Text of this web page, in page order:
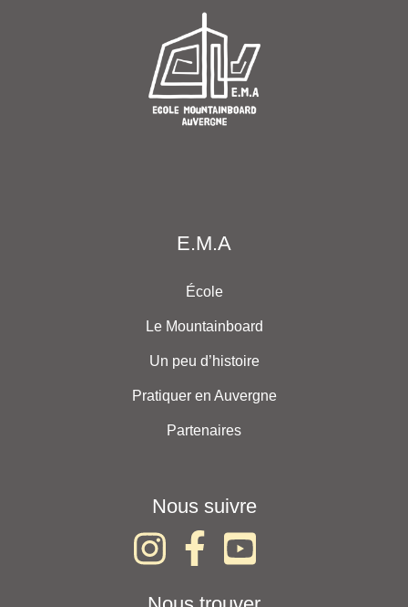
E.M.A
École
Le Mountainboard
Un peu d’histoire
Pratiquer en Auvergne
Partenaires
Nous suivre